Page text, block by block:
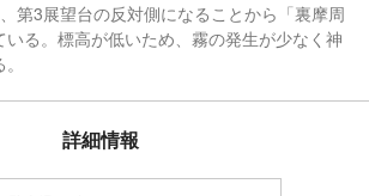
第3展望台の反対側になることから「裏摩周
いる。標高が低いため、霧の発生が少なく神
詳細情報